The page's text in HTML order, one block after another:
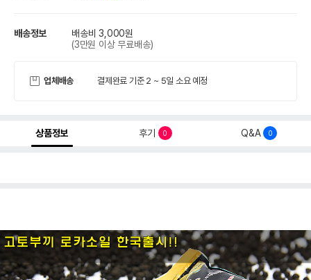
배송정보
배송비 3,000원
(3만원 이상 무료배송)
업체배송 결제완료 기준 2 ~ 5일 소요 예정
상품정보 후기 0 Q&A 0